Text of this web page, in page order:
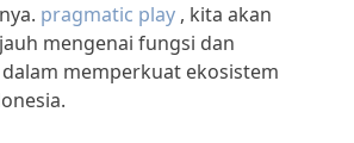
pragmatic play , kita akan
mengenai fungsi dan
memperkuat ekosistem